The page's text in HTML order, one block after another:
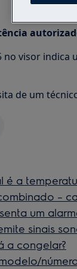
no visor
de um
a
–
um
sinais
a congelar?